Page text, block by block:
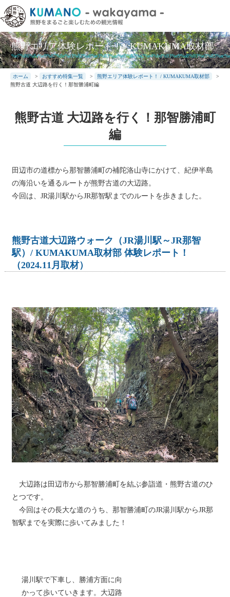
文
に
ス
キ
ッ
熊野エリア体験レポート！ / KUMAKUMA取材部
ホーム > おすすめ特集一覧 > 熊野エリア体験レポート！ / KUMAKUMA取材部
>
熊野古道 大辺路を行く！那智勝浦町編
熊野古道 大辺路を行く！那智勝浦町
編
田辺市の道標から那智勝浦町の補陀洛山寺にかけて、紀伊半島
の海沿いを通るルートが熊野古道の大辺路。
今回は、JR湯川駅からJR那智駅までのルートを歩きました。
熊野古道大辺路ウォーク（JR湯川駅～JR那智
駅）/ KUMAKUMA取材部 体験レポート！
（2024.11月取材）
大辺路は田辺市から那智勝浦町を結ぶ参詣道・熊野古道のひ
とつです。
今回はその長大な道のうち、那智勝浦町のJR湯川駅からJR那
智駅までを実際に歩いてみました！
湯川駅で下車し、勝浦方面に向
かって歩いていきます。大辺路